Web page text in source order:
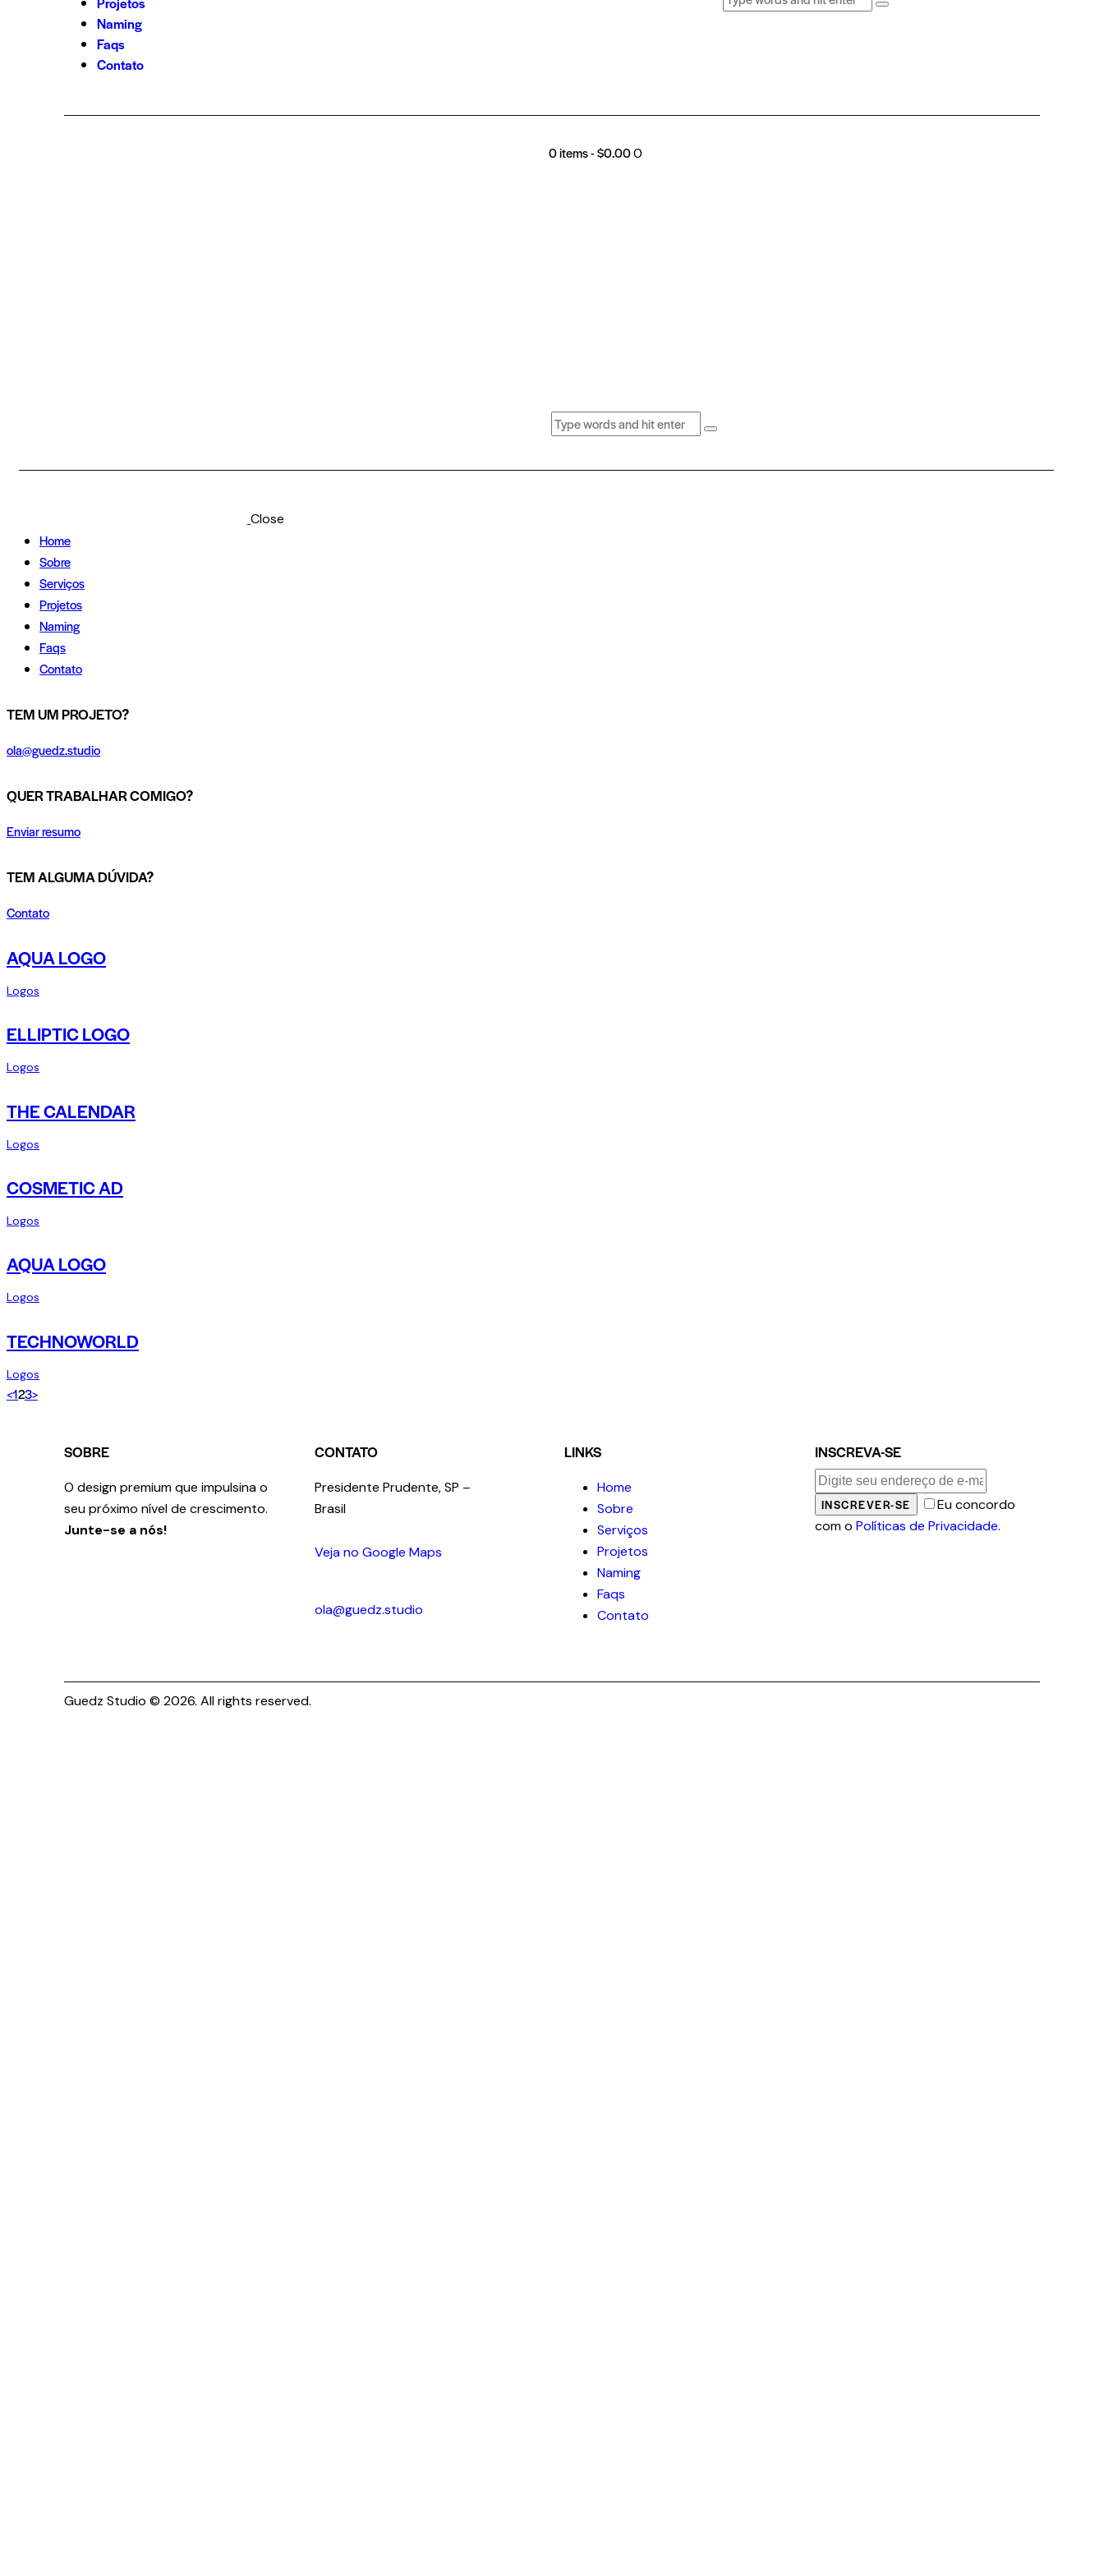
Naming
Faqs
Contato
0 items-$0.000
Close
Home
Sobre
Serviços
Projetos
Naming
Faqs
Contato
TEM UM PROJETO?
ola@guedz.studio
QUER TRABALHAR COMIGO?
Enviar resumo
TEM ALGUMA DÚVIDA?
Contato
AQUA LOGO
Logos
ELLIPTIC LOGO
Logos
THE CALENDAR
Logos
COSMETIC AD
Logos
AQUA LOGO
Logos
TECHNOWORLD
Logos
<123>
SOBRE
O design premium que impulsina o
seu próximo nível de crescimento.
Junte-se a nós!
CONTATO
Presidente Prudente, SP –
Brasil
Veja no Google Maps
ola@guedz.studio
LINKS
Home
Sobre
Serviços
Projetos
Naming
Faqs
Contato
INSCREVA-SE
INSCREVER-SE
Eu concordo
com o Políticas de Privacidade.
Guedz Studio © 2026. All rights reserved.